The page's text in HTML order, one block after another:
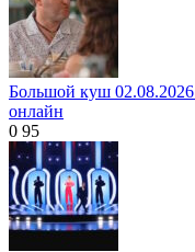
Большой куш
онлайн
0 95